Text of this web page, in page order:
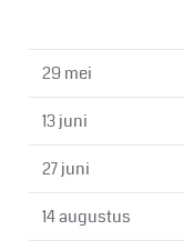
29 mei
13 juni
27 juni
14 augustus